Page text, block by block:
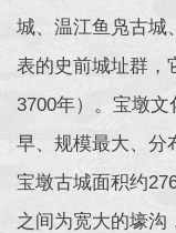
城、温江鱼凫古城
表的史前城址群，
3700年）。宝墩
早、规模最大、分
宝墩古城面积约
之间为宽大的壕沟